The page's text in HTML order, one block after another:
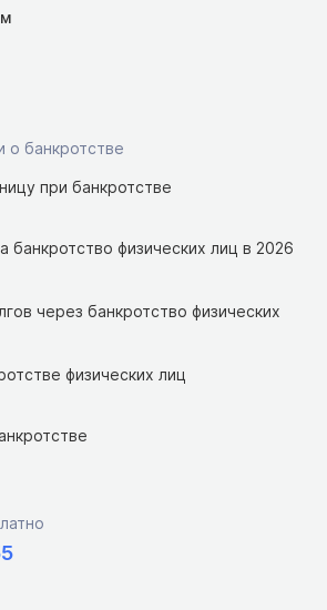
о банкротстве
при банкротстве
банкротство физических лиц в 2026
через банкротство физических
физических лиц